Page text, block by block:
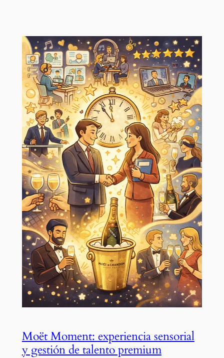
Moët Moment: experiencia sensorial
y gestión de talento premium